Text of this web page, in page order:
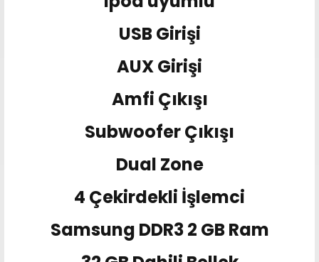
USB Girişi
AUX Girişi
Amfi Çıkışı
Subwoofer Çıkışı
Dual Zone
4 Çekirdekli İşlemci
Samsung DDR3 2 GB Ram